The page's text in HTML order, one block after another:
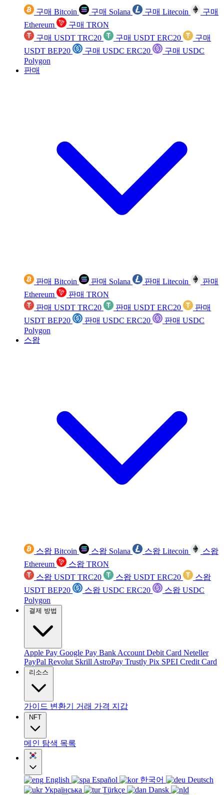
구매 Bitcoin 구매 Solana 구매 Litecoin
구매
Ethereum
구매 TRON
구매 USDT TRC20
구매 USDT ERC20
구매
USDT BEP20
구매 USDC ERC20
구매 USDC
Polygon
판매
판매 Bitcoin 판매 Solana 판매 Litecoin
판매
Ethereum
판매 TRON
판매 USDT TRC20
판매 USDT ERC20
판매
USDT BEP20
판매 USDC ERC20
판매 USDC
Polygon
스왑
스왑 Bitcoin 스왑 Solana 스왑 Litecoin
스왑
Ethereum
스왑 TRON
스왑 USDT TRC20
스왑 USDT ERC20
스왑
USDT BEP20
스왑 USDC ERC20
스왑 USDC
Polygon
결제 방법
Apple Pay Google Pay Bank Account Debit Card Neteller
PayPal Revolut Skrill AstroPay Trustly Pix SPEI Credit Card
리소스
가이드 변환기 거래 가격 지갑
NFT
메인 탐색 목록
English Español 한국어
Deutsch
Українська
Türkçe
Dansk